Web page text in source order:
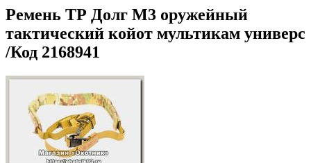
Ремень ТР Долг М3 оружейный
тактический койот мультикам универс
/Код 2168941